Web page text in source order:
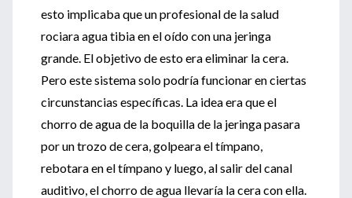
esto implicaba que un profesional de la salud
rociara agua tibia en el oído con una jeringa
grande. El objetivo de esto era eliminar la cera.
Pero este sistema solo podría funcionar en ciertas
circunstancias específicas. La idea era que el
chorro de agua de la boquilla de la jeringa pasara
por un trozo de cera, golpeara el tímpano,
rebotara en el tímpano y luego, al salir del canal
auditivo, el chorro de agua llevaría la cera con ella.